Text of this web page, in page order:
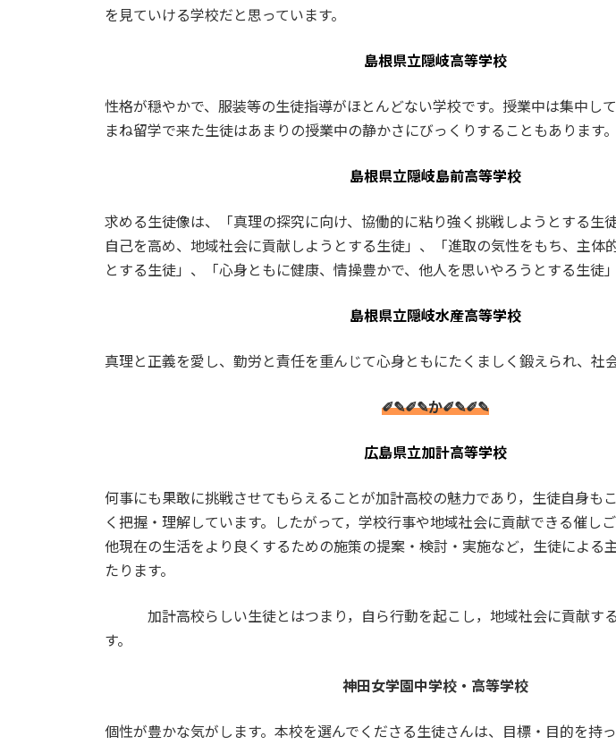
を見ていける学校だと思っています。
島根県立隠岐高等学校
性格が穏やかで、服装等の生徒指導がほとんどない学校です。授業中は集中し
まね留学で来た生徒はあまりの授業中の静かさにびっくりすることもあります。
島根県立隠岐島前高等学校
求める生徒像は、「真理の探究に向け、協働的に粘り強く挑戦しようとする生
自己を高め、地域社会に貢献しようとする生徒」、「進取の気性をもち、主体
とする生徒」、「心身ともに健康、情操豊かで、他人を思いやろうとする生徒」
島根県立隠岐水産高等学校
真理と正義を愛し、勤労と責任を重んじて心身ともにたくましく鍛えられ、社
✐✎✐✎か✐✎✐✎
広島県立加計高等学校
何事にも果敢に挑戦させてもらえることが加計高校の魅力であり，生徒自身も
く把握・理解しています。したがって，学校行事や地域社会に貢献できる催し
他現在の生活をより良くするための施策の提案・検討・実施など，生徒による
たります。
加計高校らしい生徒とはつまり，自ら行動を起こし，地域社会に貢献す
す。
神田女学園中学校・高等学校
個性が豊かな気がします。本校を選んでくださる生徒さんは、目標・目的を持